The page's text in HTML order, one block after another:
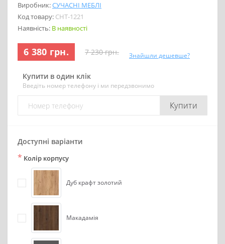
Виробник:СУЧАСНІ МЕБЛІ
Код товару: СНТ-1221
Наявність: В наявності
6 380 грн. 7 230 грн. Знайшли дешевше?
Купити в один клік
Введіть номер телефону і ми передзвонимо
Купити
Доступні варіанти
* Колір корпусу
Дуб крафт золотий
Макадамія